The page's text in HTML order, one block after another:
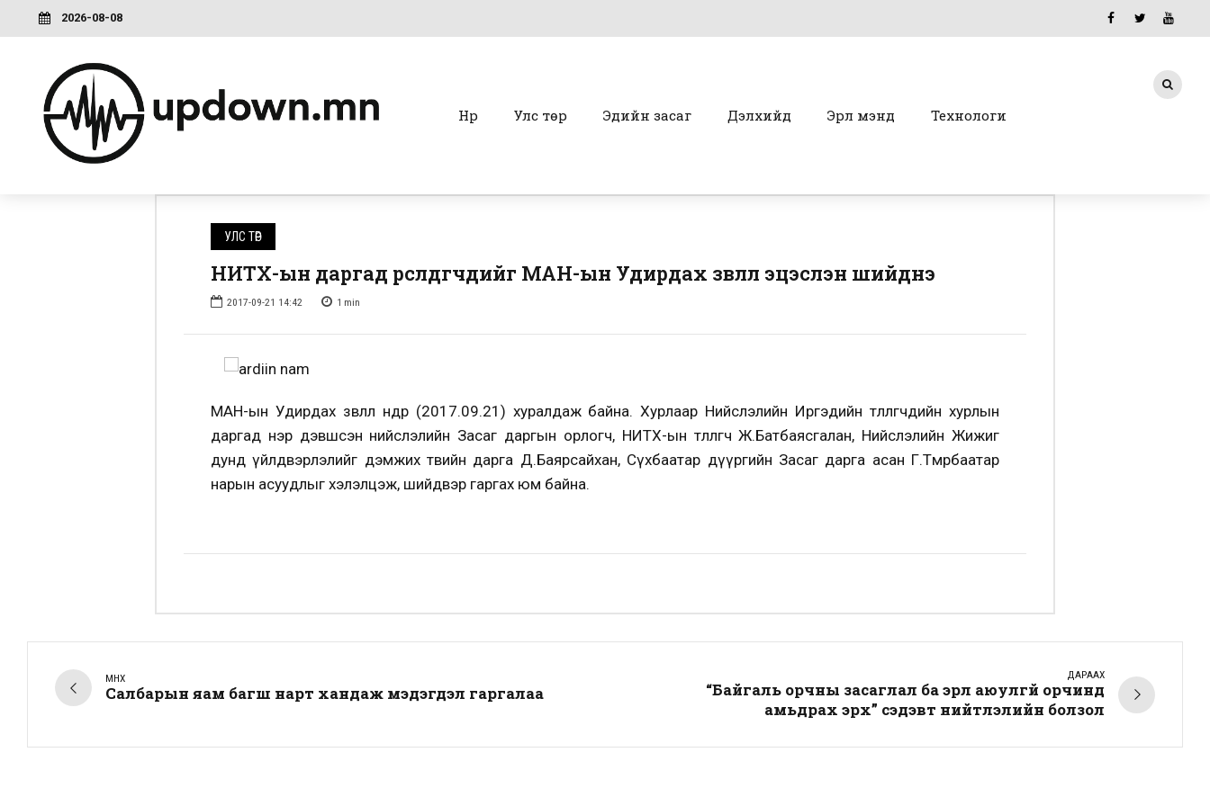
2026-08-08
Нүүр Улс төр Эдийн засаг Дэлхийд Эрүүл мэнд Технологи
УЛС ТӨР
НИТХ-ын даргад өрсөлдөгчдийг МАН-ын Удирдах зөвлөл эцэслэн шийднэ
2017-09-21 14:42 1 min
МАН-ын Удирдах зөвлөл өнөөдөр (2017.09.21) хуралдаж байна. Хурлаар Нийслэлийн Иргэдийн төлөөлөгчдийн хурлын
даргад нэр дэвшсэн нийслэлийн Засаг даргын орлогч, НИТХ-ын төлөөлөгч Ж.Батбаясгалан, Нийслэлийн Жижиг
дунд үйлдвэрлэлийг дэмжих төвийн дарга Д.Баярсайхан, Сүхбаатар дүүргийн Засаг дарга асан Г.Төмөрбаатар
нарын асуудлыг хэлэлцэж, шийдвэр гаргах юм байна.
ӨМНӨХ
Салбарын яам багш нарт хандаж мэдэгдэл гаргалаа
ДАРААХ
“Байгаль орчны засаглал ба эрүүл аюулгүй орчинд
амьдрах эрх” сэдэвт нийтлэлийн болзол